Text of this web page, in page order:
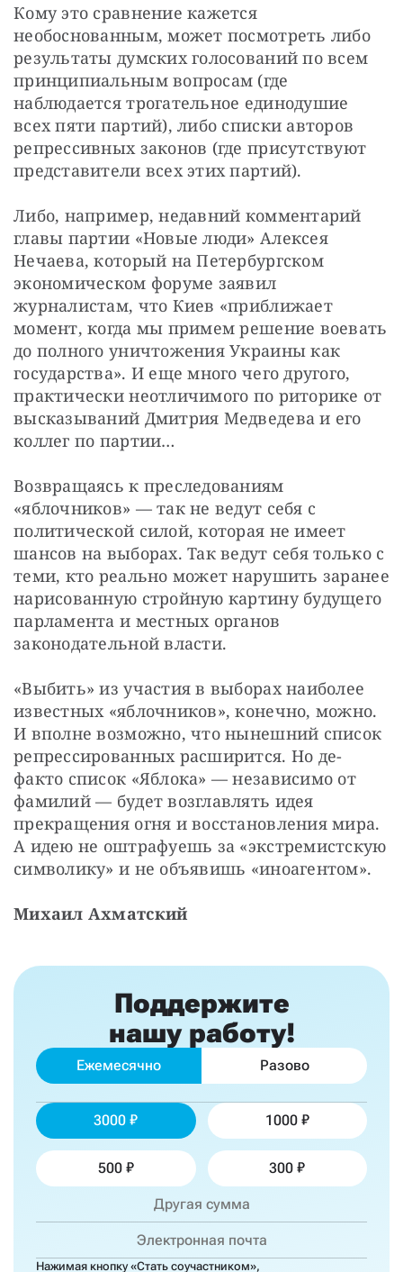
Кому это сравнение кажется
необоснованным, может посмотреть либо
результаты думских голосований по всем
принципиальным вопросам (где
наблюдается трогательное единодушие
всех пяти партий), либо списки авторов
репрессивных законов (где присутствуют
представители всех этих партий).
Либо, например, недавний комментарий
главы партии «Новые люди» Алексея
Нечаева, который на Петербургском
экономическом форуме заявил
журналистам, что Киев «приближает
момент, когда мы примем решение воевать
до полного уничтожения Украины как
государства». И еще много чего другого,
практически неотличимого по риторике от
высказываний Дмитрия Медведева и его
коллег по партии…
Возвращаясь к преследованиям
«яблочников» — так не ведут себя с
политической силой, которая не имеет
шансов на выборах. Так ведут себя только с
теми, кто реально может нарушить заранее
нарисованную стройную картину будущего
парламента и местных органов
законодательной власти.
«Выбить» из участия в выборах наиболее
известных «яблочников», конечно, можно.
И вполне возможно, что нынешний список
репрессированных расширится. Но де-
факто список «Яблока» — независимо от
фамилий — будет возглавлять идея
прекращения огня и восстановления мира.
А идею не оштрафуешь за «экстремистскую
символику» и не объявишь «иноагентом».
Михаил Ахматский
Поддержите
нашу работу!
Ежемесячно Разово
3000 1000
500 300
Нажимая кнопку «Стать соучастником»,